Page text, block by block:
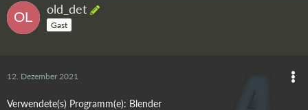
old_det
Gast
12. Dezember 2021
Verwendete(s) Programm(e): Blender